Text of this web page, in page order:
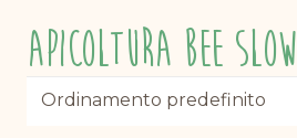
Apicoltura Bee Slow